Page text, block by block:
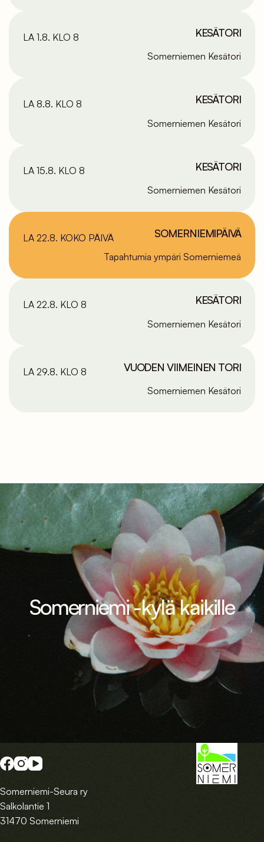
LA 1.8. KLO 8 KESÄTORI
Somerniemen Kesätori
LA 8.8. KLO 8 KESÄTORI
Somerniemen Kesätori
LA 15.8. KLO 8 KESÄTORI
Somerniemen Kesätori
LA 22.8. KOKO PÄIVÄ SOMERNIEMIPÄIVÄ
Tapahtumia ympäri Somerniemeä
LA 22.8. KLO 8 KESÄTORI
Somerniemen Kesätori
LA 29.8. KLO 8 VUODEN VIIMEINEN TORI
Somerniemen Kesätori
Somerniemi -kylä kaikille
Somerniemi-Seura ry
Salkolantie 1
31470 Somerniemi